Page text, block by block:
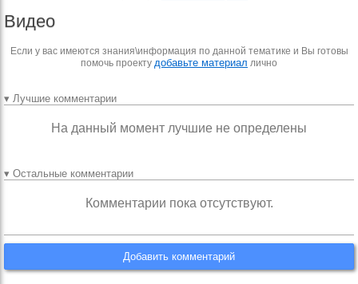
Видео
Если у вас имеются знания\информация по данной тематике и Вы готовы
помочь проекту добавьте материал лично
▾ Лучшие комментарии
На данный момент лучшие не определены
▾ Остальные комментарии
Комментарии пока отсутствуют.
Добавить комментарий